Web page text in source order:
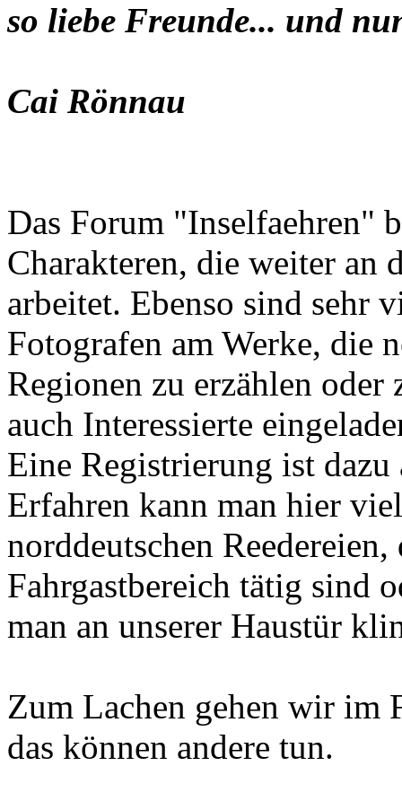
so liebe Freunde... und
Cai Rönnau
Das Forum "Inselfaehren"
Charakteren, die weiter an
arbeitet. Ebenso sind sehr
Fotografen am Werke, die
Regionen zu erzählen
auch Interessierte
Eine Registrierung ist
Erfahren kann man hier
norddeutschen
Fahrgastbereich tätig sind
man an unserer Haustür
Zum Lachen gehen wir im
das können andere tun.